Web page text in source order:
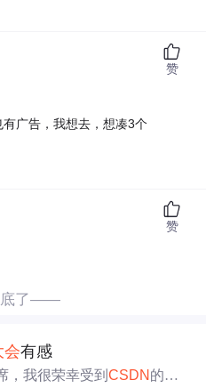
广告，我想去，想凑3个
赞
赞
了——
会有感
，我很荣幸受到CSDN 的邀